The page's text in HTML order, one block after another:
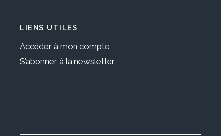
LIENS UTILES
Accéder à mon compte
S’abonner à la newsletter